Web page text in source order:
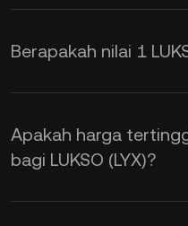
Berapakah nilai 1
KuCoin
harga USD masa
(LYX). Harga
Apakah harga
bagi LUKSO (LYX)?